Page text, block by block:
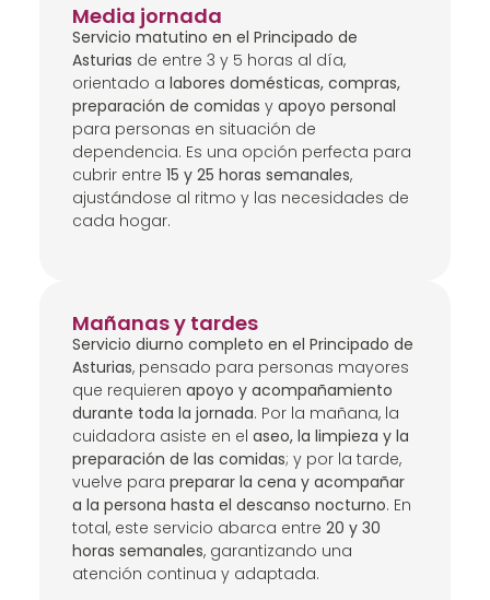
Media jornada
Servicio matutino en el Principado de
Asturias de entre 3 y 5 horas al día,
orientado a labores domésticas, compras,
preparación de comidas y apoyo personal
para personas en situación de
dependencia. Es una opción perfecta para
cubrir entre 15 y 25 horas semanales,
ajustándose al ritmo y las necesidades de
cada hogar.
Mañanas y tardes
Servicio diurno completo en el Principado de
Asturias, pensado para personas mayores
que requieren apoyo y acompañamiento
durante toda la jornada. Por la mañana, la
cuidadora asiste en el aseo, la limpieza y la
preparación de las comidas; y por la tarde,
vuelve para preparar la cena y acompañar
a la persona hasta el descanso nocturno. En
total, este servicio abarca entre 20 y 30
horas semanales, garantizando una
atención continua y adaptada.